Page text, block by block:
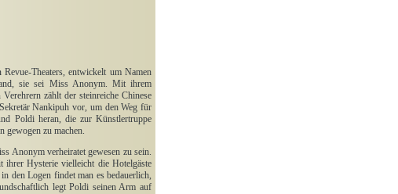
Theaters, entwickelt um Namen
sie sei Miss Anonym. Mit ihrem
zählt der steinreiche Chinese
Nankipuh vor, um den Weg für
Poldi heran, die zur Künstlertruppe
gewogen zu machen.
Anonym verheiratet gewesen zu sein.
ihrer Hysterie vielleicht die Hotelgäste
den Logen findet man es bedauerlich,
legt Poldi seinen Arm auf